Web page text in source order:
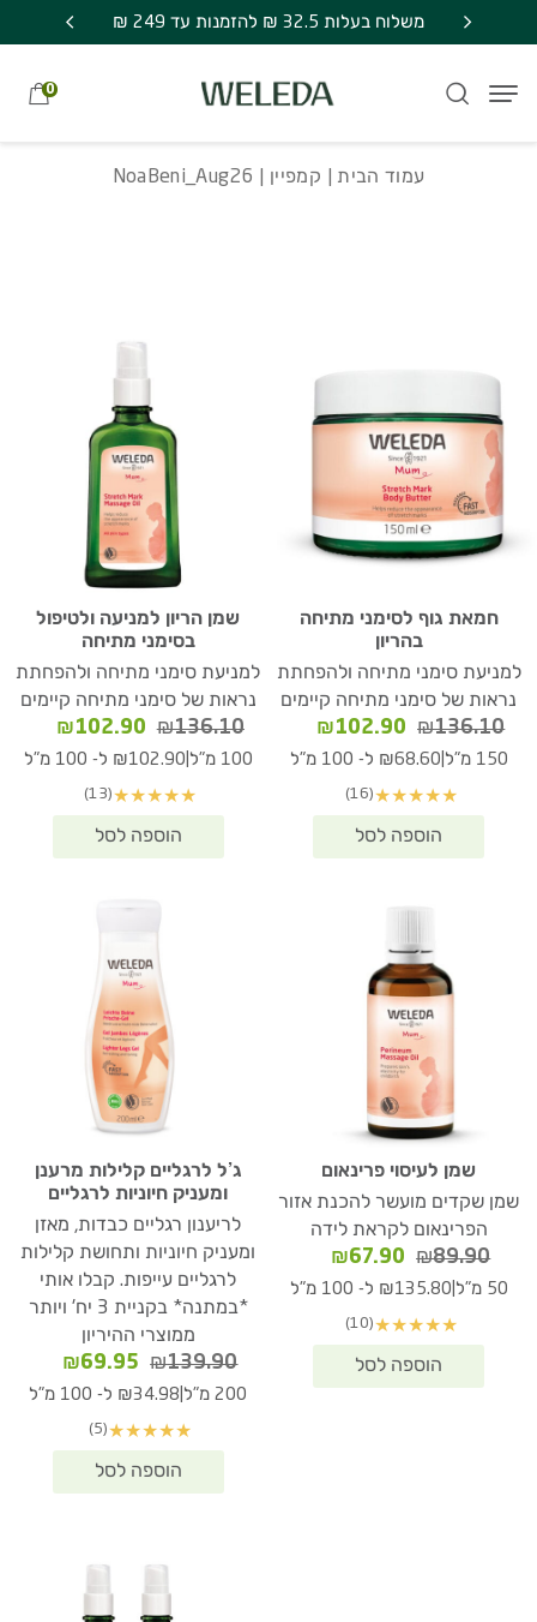
Skip to Content
משלוח בעלות 32.5 ₪ להזמנות עד 249 ₪ מתנה סודית בכל קניה
0
עמוד הבית קמפיין
NoaBeni_Aug26
חמאת גוף לסימני מתיחה
בהריון
למניעת סימני מתיחה ולהפחתת
נראות של סימני מתיחה קיימים
₪136.10
המחיר
המקורי
₪136.10.
₪102.90
המחיר
הנוכחי
150 מ"ל ₪68.60 ל- 100 מ"ל
★
★
★
★
★
(16)
שמן הריון למניעה ולטיפול
בסימני מתיחה
למניעת סימני מתיחה ולהפחתת
נראות של סימני מתיחה קיימים
₪136.10
המחיר
המקורי
₪136.10.
₪102.90
הנוכחי
100 מ"ל ₪102.90 ל- 100 מ"ל
★
★
★
★
★
(13)
שמן לעיסוי פרינאום
שמן שקדים מועשר להכנת אזור
הפרינאום לקראת לידה
₪89.90
המחיר
המקורי
₪89.90.
₪67.90
המחיר
הנוכחי
50 מ"ל ₪135.80 ל- 100 מ"ל
★
★
★
★
★
(10)
ג’ל לרגליים קלילות מרענן
ומעניק חיוניות לרגליים
לריענון רגליים כבדות, מאזן
ומעניק חיוניות ותחושת קלילות
לרגליים עייפות. קבלו אותי
*במתנה* בקניית 3 יח' ויותר
ממוצרי ההיריון
₪139.90
המחיר
המקורי
₪139.90.
₪69.95
המחיר
הנוכחי
200 מ"ל ₪34.98 ל- 100 מ"ל
★
★
★
★
★
(5)
בחזרה למעלה